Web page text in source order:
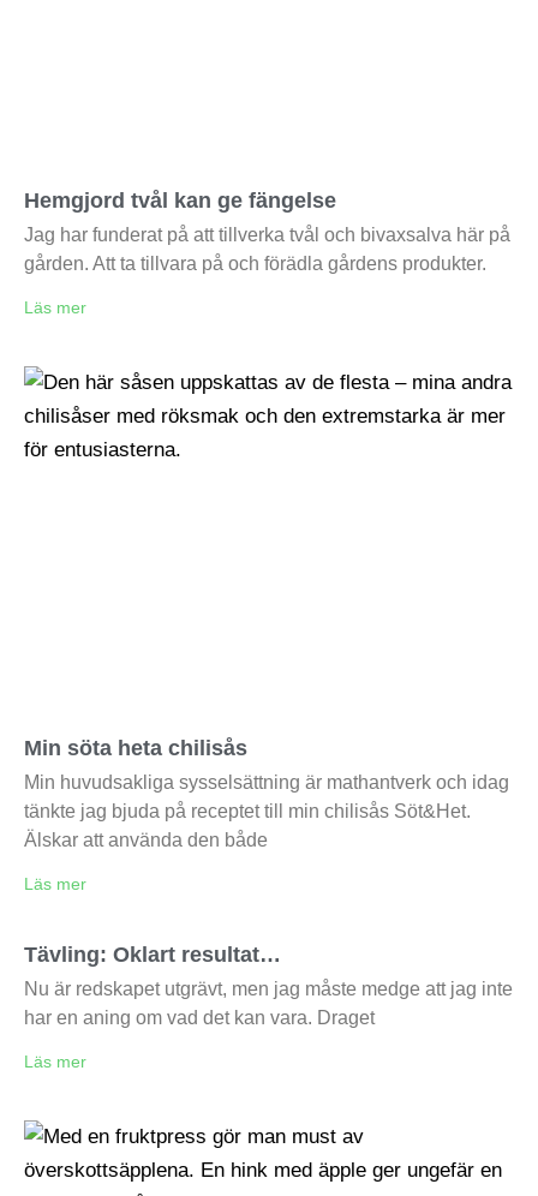
Hemgjord tvål kan ge fängelse
Jag har funderat på att tillverka tvål och bivaxsalva här på
gården. Att ta tillvara på och förädla gårdens produkter.
Läs mer
Min söta heta chilisås
Min huvudsakliga sysselsättning är mathantverk och idag
tänkte jag bjuda på receptet till min chilisås Söt&Het.
Älskar att använda den både
Läs mer
Tävling: Oklart resultat…
Nu är redskapet utgrävt, men jag måste medge att jag inte
har en aning om vad det kan vara. Draget
Läs mer